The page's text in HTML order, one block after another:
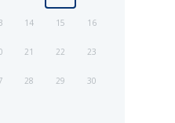
14 15 16
21 22 23
28 29 30